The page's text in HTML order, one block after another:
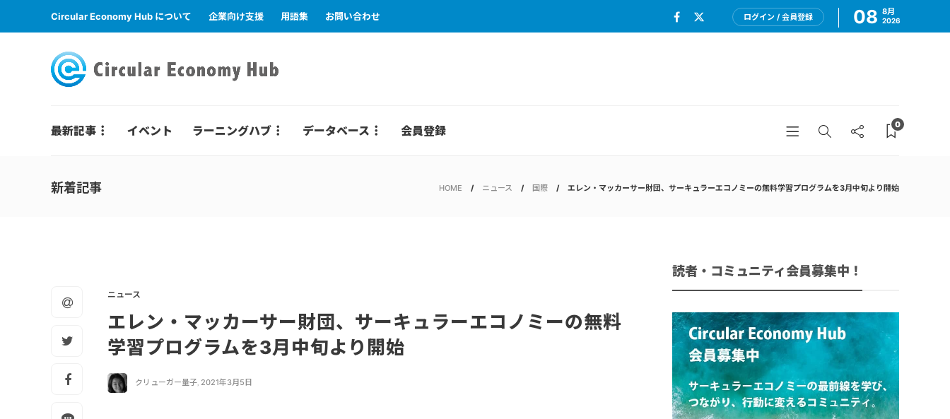
Circular Economy Hub について 企業向け支援 用語集 お問い合わせ ログイン / 会員登録 08 8月
2026
最新記事 イベント ラーニングハブ データベース 会員登録 0
新着記事 HOME ニュース 国際 エレン・マッカーサー財団、サーキュラーエコノミーの無料学習プログラムを3月中旬より開始
ニュース
エレン・マッカーサー財団、サーキュラーエコノミーの無料
学習プログラムを3月中旬より開始
クリューガー量子, 2021年3月5日
読者・コミュニティ会員募集中！